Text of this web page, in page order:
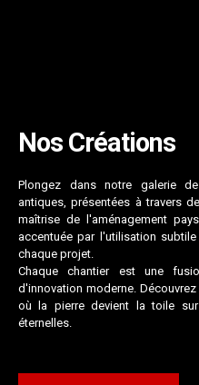
Nos Créations
Plongez dans notre galerie
antiques, présentées à travers
maîtrise de l'aménagement
accentuée par l'utilisation
chaque projet.
Chaque chantier est une
d'innovation moderne.
où la pierre devient la toile
éternelles.